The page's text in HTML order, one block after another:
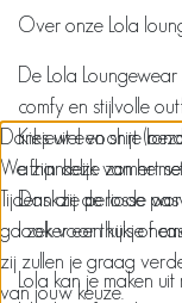
Over onze Lola
De Lola
comfy en stijlvolle
Kies uit een shirt
afhankelijk van het
Dankzij de losse
look voor thuis of
Lola kan je maken
Dankjewel voor je
We zijn deze zomer
Tijdens die periode
ga zeker een kijkje
zij zullen je graag
van jouw keuze.